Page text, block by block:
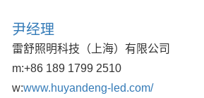
尹经理
雷舒照明科技（上海）有限公司
m:+86 189 1799 2510
w:www.huyandeng-led.com/